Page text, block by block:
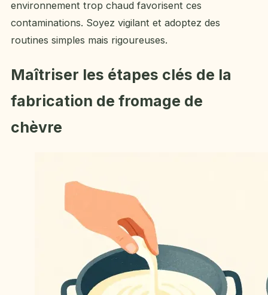
environnement trop chaud favorisent ces
contaminations. Soyez vigilant et adoptez des
routines simples mais rigoureuses.
Maîtriser les étapes clés de la
fabrication de fromage de
chèvre